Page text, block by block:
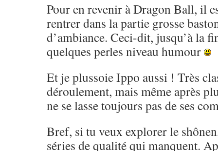
Pour en revenir à Dragon Ball, il
rentrer dans la partie grosse
d’ambiance. Ceci-dit, jusqu’à la
quelques perles niveau humour
Et je plussoie Ippo aussi ! Très
déroulement, mais même après
ne se lasse toujours pas de ses
Bref, si tu veux explorer le
séries de qualité qui manquent.